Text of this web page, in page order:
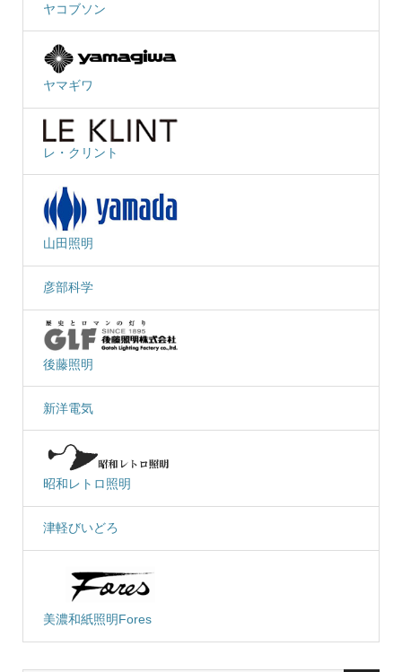
ヤコブソン
ヤマギワ
レ・クリント
山田照明
彦部科学
後藤照明
新洋電気
昭和レトロ照明
津軽びいどろ
美濃和紙照明Fores